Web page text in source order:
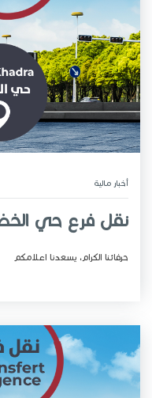
أخبار مـالية
نقل فرع حي
حرفائنا الكرام، يسعدنا اعلامكم